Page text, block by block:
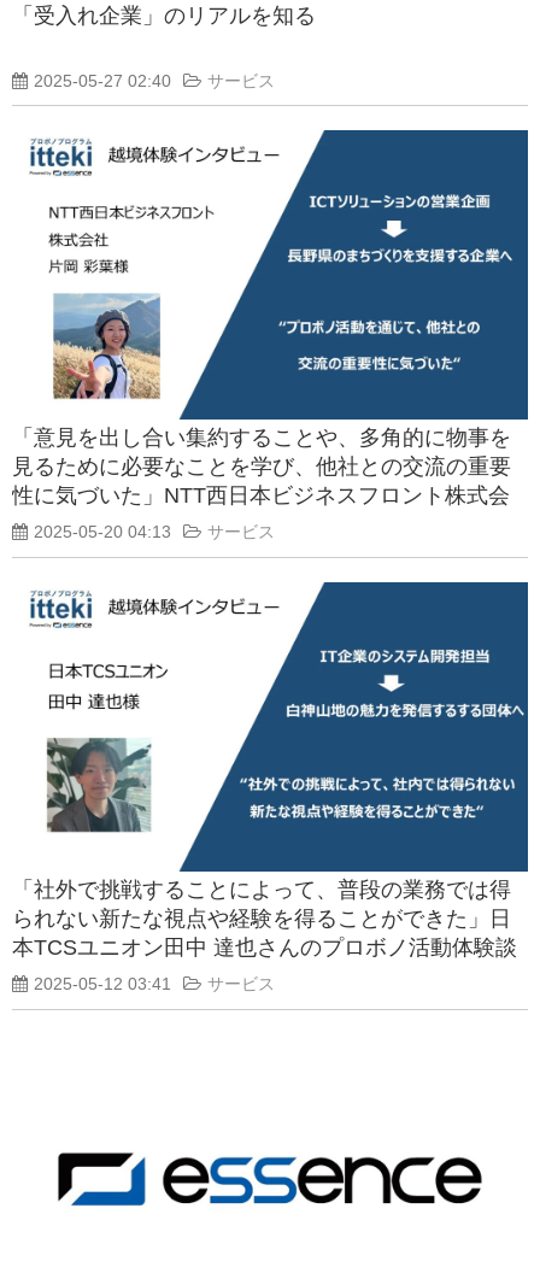
「受入れ企業」のリアルを知る
2025-05-27 02:40 サービス
「意見を出し合い集約することや、多角的に物事を
見るために必要なことを学び、他社との交流の重要
性に気づいた」NTT西日本ビジネスフロント株式会
社片岡 彩葉さんのプロボノ活動体験談
2025-05-20 04:13 サービス
「社外で挑戦することによって、普段の業務では得
られない新たな視点や経験を得ることができた」日
本TCSユニオン田中 達也さんのプロボノ活動体験談
2025-05-12 03:41 サービス